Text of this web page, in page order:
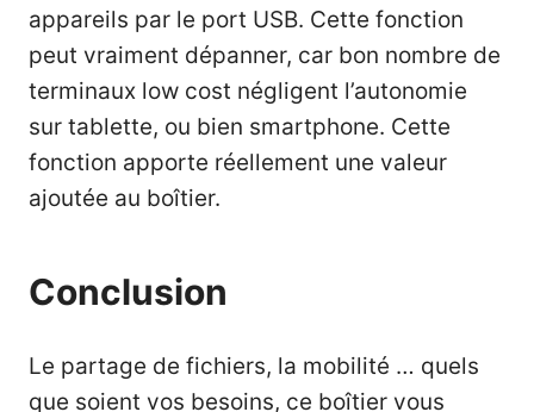
appareils par le port USB. Cette fonction
peut vraiment dépanner, car bon nombre de
terminaux low cost négligent l’autonomie
sur tablette, ou bien smartphone. Cette
fonction apporte réellement une valeur
ajoutée au boîtier.
Conclusion
Le partage de fichiers, la mobilité … quels
que soient vos besoins, ce boîtier vous